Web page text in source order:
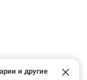
и другие